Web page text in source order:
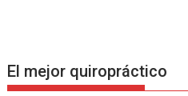
El mejor quiropráctico